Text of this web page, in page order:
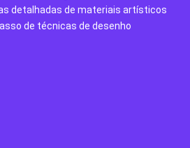
detalhadas de materiais artísticos
de técnicas de desenho